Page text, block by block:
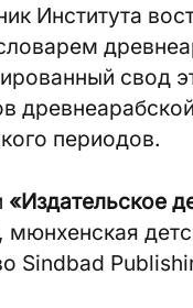
Института
свод
периодов.
«Издательское
мюнхенская
Sindbad